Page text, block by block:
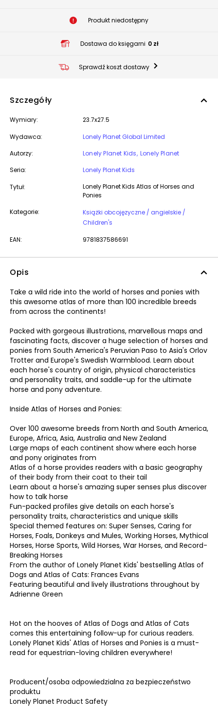
Produkt niedostępny
Dostawa do księgarni 0 zł
Sprawdź koszt dostawy
Szczegóły
Wymiary: 23.7x27.5
Wydawca:
Lonely Planet Global Limited
Autorzy:
Lonely Planet Kids Lonely Planet
Seria:
Lonely Planet Kids
Tytuł:
Lonely Planet Kids Atlas of Horses and
Ponies
Kategorie:
Książki obcojęzyczne / angielskie /
Children's
EAN: 9781837586691
Opis
Take a wild ride into the world of horses and ponies with
this awesome atlas of more than 100 incredible breeds
from across the continents!
Packed with gorgeous illustrations, marvellous maps and
fascinating facts, discover a huge selection of horses and
ponies from South America's Peruvian Paso to Asia's Orlov
Trotter and Europe's Swedish Warmblood. Learn about
each horse's country of origin, physical characteristics
and personality traits, and saddle-up for the ultimate
horse and pony adventure.
Inside Atlas of Horses and Ponies:
Over 100 awesome breeds from North and South America,
Europe, Africa, Asia, Australia and New Zealand
Large maps of each continent show where each horse
and pony originates from
Atlas of a horse provides readers with a basic geography
of their body from their coat to their tail
Learn about a horse's amazing super senses plus discover
how to talk horse
Fun-packed profiles give details on each horse's
personality traits, characteristics and unique skills
Special themed features on: Super Senses, Caring for
Horses, Foals, Donkeys and Mules, Working Horses, Mythical
Horses, Horse Sports, Wild Horses, War Horses, and Record-
Breaking Horses
From the author of Lonely Planet Kids' bestselling Atlas of
Dogs and Atlas of Cats: Frances Evans
Featuring beautiful and lively illustrations throughout by
Adrienne Green
Hot on the hooves of Atlas of Dogs and Atlas of Cats
comes this entertaining follow-up for curious readers.
Lonely Planet Kids' Atlas of Horses and Ponies is a must-
read for equestrian-loving children everywhere!
Producent/osoba odpowiedzialna za bezpieczeństwo
produktu
Lonely Planet Product Safety